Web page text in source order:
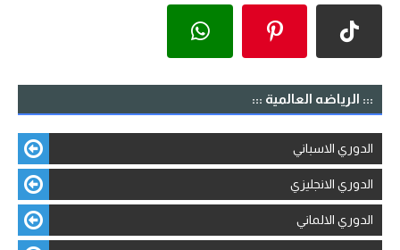
::: الرياضه العالمية :::
الدوري الاسباني
الدوري الانجليزي
الدوري الالماني